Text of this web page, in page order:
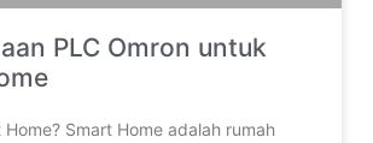
PLC Omron untuk
Smart Home adalah rumah